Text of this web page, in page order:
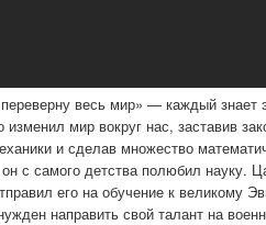
весь мир» — каждый
мир вокруг нас, заставив
и сделав множество
с самого детства полюбил науку.
его на обучение к великому
направить свой талант на